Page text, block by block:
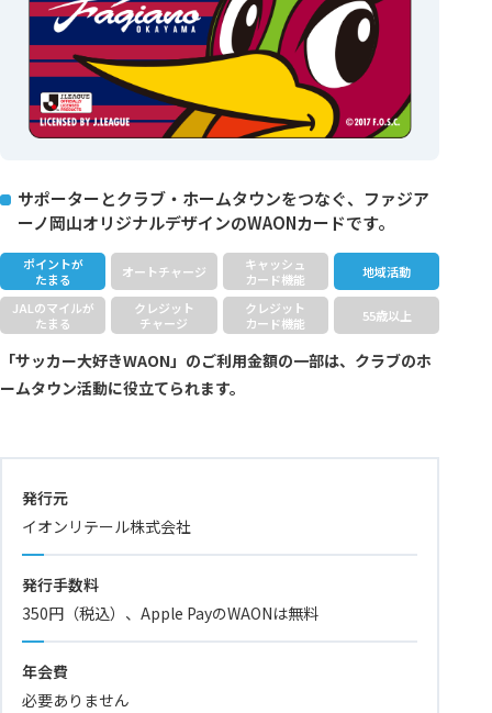
サポーターとクラブ・ホームタウンをつなぐ、ファジア
ーノ岡山オリジナルデザインのWAONカードです。
ポイントが
たまる
オートチャージ
キャッシュ
カード機能
地域活動
JALのマイルが
たまる
クレジット
チャージ
クレジット
カード機能
55歳以上
「サッカー大好きWAON」のご利用金額の一部は、クラブのホ
ームタウン活動に役立てられます。
発行元
イオンリテール株式会社
発行手数料
350円（税込）、Apple PayのWAONは無料
年会費
必要ありません